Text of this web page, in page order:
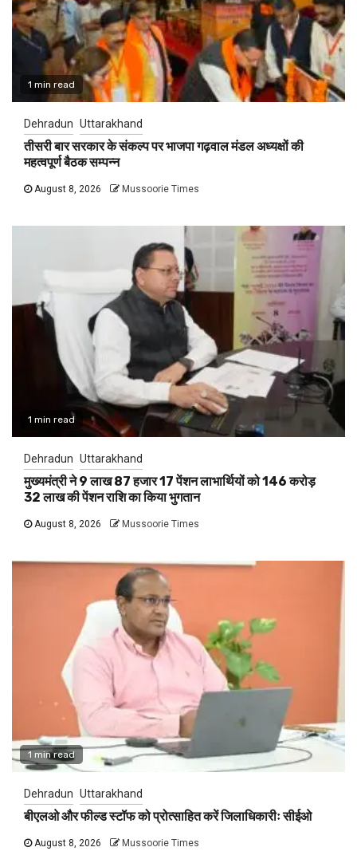
1 min read
Dehradun Uttarakhand
तीसरी बार सरकार के संकल्प पर भाजपा गढ़वाल मंडल अध्यक्षों की
महत्वपूर्ण बैठक सम्पन्न
August 8, 2026 Mussoorie Times
1 min read
Dehradun Uttarakhand
मुख्यमंत्री ने 9 लाख 87 हजार 17 पेंशन लाभार्थियों को 146 करोड़
32 लाख की पेंशन राशि का किया भुगतान
August 8, 2026 Mussoorie Times
1 min read
Dehradun Uttarakhand
बीएलओ और फील्ड स्टॉफ को प्रोत्साहित करें जिलाधिकारीः सीईओ
August 8, 2026 Mussoorie Times